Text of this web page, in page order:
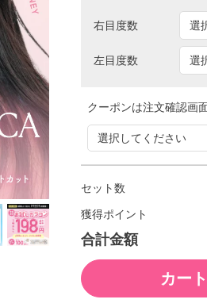
右目度数
左目度数
クーポンは注文確認画
セット数
獲得ポイント
合計金額
カー